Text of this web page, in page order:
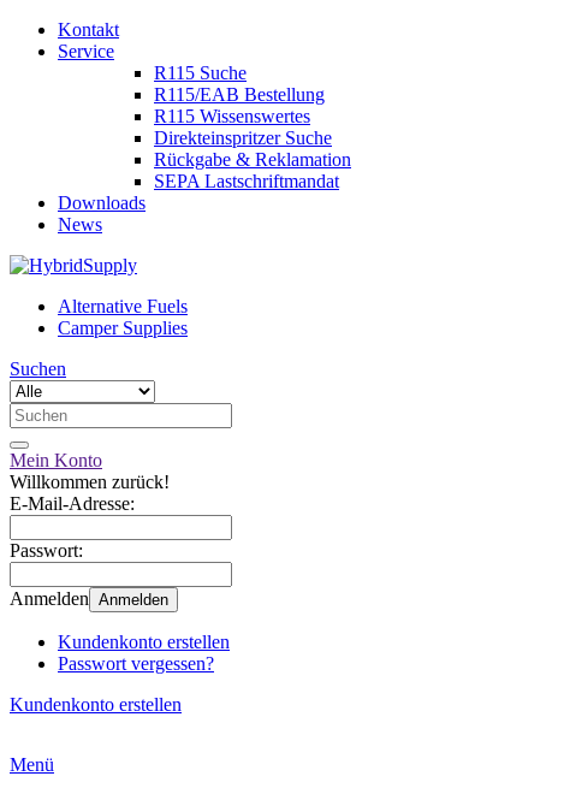
Kontakt
Service
R115 Suche
R115/EAB Bestellung
R115 Wissenswertes
Direkteinspritzer Suche
Rückgabe & Reklamation
SEPA Lastschriftmandat
Downloads
News
Alternative Fuels
Camper Supplies
Suchen
Mein Konto
Willkommen zurück!
E-Mail-Adresse:
Passwort:
Anmelden Anmelden
Kundenkonto erstellen
Passwort vergessen?
Kundenkonto erstellen
Menü